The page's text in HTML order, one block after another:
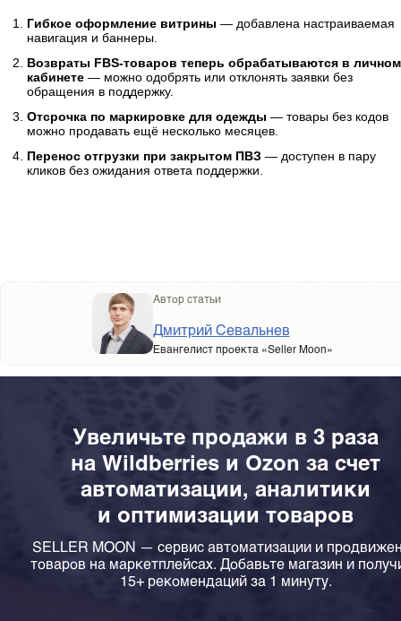
Гибкое оформление витрины — добавлена настраиваемая
навигация и баннеры.
Возвраты FBS-товаров теперь обрабатываются в личном
кабинете — можно одобрять или отклонять заявки без
обращения в поддержку.
Отсрочка по маркировке для одежды — товары без кодов
можно продавать ещё несколько месяцев.
Перенос отгрузки при закрытом ПВЗ — доступен в пару
кликов без ожидания ответа поддержки.
Автор статьи
Дмитрий Севальнев
Евангелист проекта «Seller Moon»
Увеличьте продажи в 3 раза
на Wildberries и Ozon за счет
автоматизации, аналитики
и оптимизации товаров
SELLER MOON — сервис автоматизации и
товаров на маркетплейсах. Добавьте магазин и
15+ рекомендаций за 1 минуту.